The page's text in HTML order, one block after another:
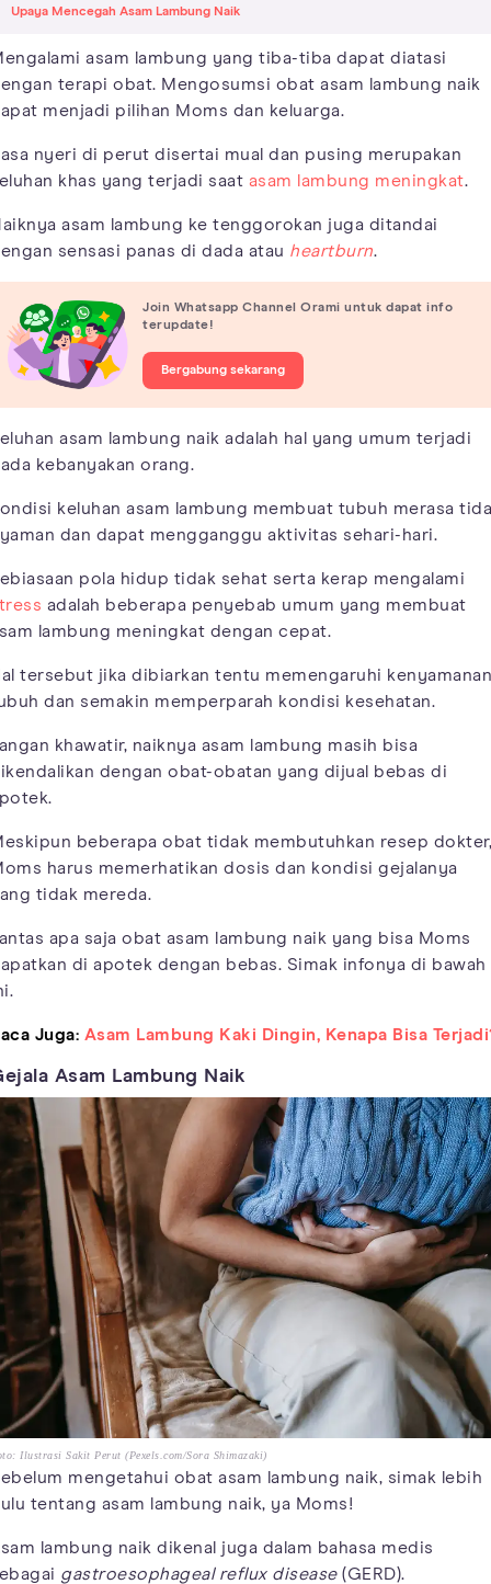
Upaya Mencegah Asam Lambung Naik
asam lambung yang tiba-tiba dapat diatasi
terapi obat. Mengosumsi obat asam lambung naik
menjadi pilihan Moms dan keluarga.
nyeri di perut disertai mual dan pusing merupakan
khas yang terjadi saat asam lambung meningkat.
asam lambung ke tenggorokan juga ditandai
sensasi panas di dada atau heartburn.
Join Whatsapp Channel Orami untuk dapat info
terupdate!
Bergabung sekarang
asam lambung naik adalah hal yang umum terjadi
kebanyakan orang.
keluhan asam lambung membuat tubuh merasa
dan dapat mengganggu aktivitas sehari-hari.
pola hidup tidak sehat serta kerap mengalami
adalah beberapa penyebab umum yang membuat
lambung meningkat dengan cepat.
tersebut jika dibiarkan tentu memengaruhi kenyamanan
dan semakin memperparah kondisi kesehatan.
khawatir, naiknya asam lambung masih bisa
dengan obat-obatan yang dijual bebas di
beberapa obat tidak membutuhkan resep dokter,
harus memerhatikan dosis dan kondisi gejalanya
tidak mereda.
apa saja obat asam lambung naik yang bisa Moms
di apotek dengan bebas. Simak infonya di bawah
Juga: Asam Lambung Kaki Dingin, Kenapa Bisa
Asam Lambung Naik
Ilustrasi Sakit Perut (Pexels.com/Sora Shimazaki)
mengetahui obat asam lambung naik, simak lebih
tentang asam lambung naik, ya Moms!
lambung naik dikenal juga dalam bahasa medis
gastroesophageal reflux disease(GERD).